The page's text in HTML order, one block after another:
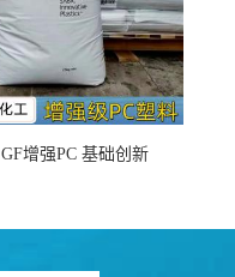
GF增强PC 基础创新